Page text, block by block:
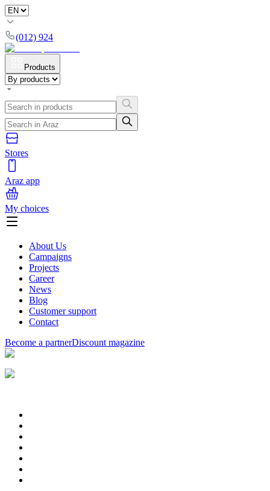
(012) 924
Products
Stores
Araz app
My choices
About Us
Campaigns
Projects
Career
News
Blog
Customer support
Contact
Become a partnerDiscount magazine